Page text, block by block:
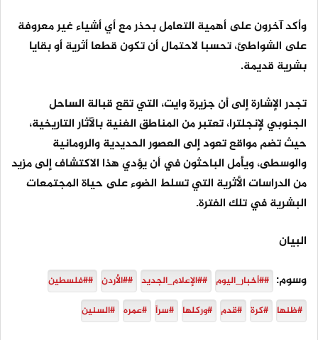
وأكد آخرون على أهمية التعامل بحذر مع أي أشياء غير معروفة
على الشواطئ، تحسبا لاحتمال أن تكون قطعا أثرية أو بقايا
بشرية قديمة.
تجدر الإشارة إلى أن جزيرة وايت، التي تقع قبالة الساحل
الجنوبي لإنجلترا، تعتبر من المناطق الغنية بالآثار التاريخية،
حيث تضم مواقع تعود إلى العصور الحديدية والرومانية
والوسطى، ويأمل الباحثون في أن يؤدي هذا الاكتشاف إلى مزيد
من الدراسات الأثرية التي تسلط الضوء على حياة المجتمعات
البشرية في تلك الفترة.
البيان
وسوم: ##أخبار_اليوم ##الإعلام_الجديد ##الأردن ##فلسطين
#ظنها #كرة #قدم #وركلها #سراً #عمره #السنين